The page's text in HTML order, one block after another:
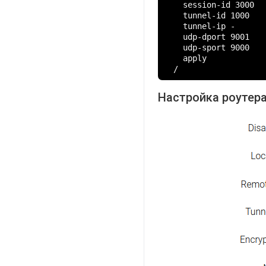
    session-id 3000
    tunnel-id 1000
    tunnel-ip -
    udp-dport 9001
    udp-sport 9000
    apply
  /
Настройка